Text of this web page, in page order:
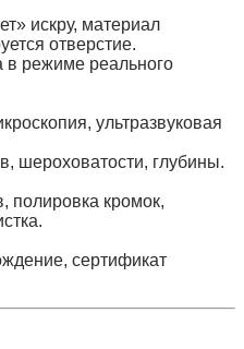
искру, материал
отверстие.
в режиме реального
ультразвуковая
шероховатости, глубины.
полировка кромок,
сертификат